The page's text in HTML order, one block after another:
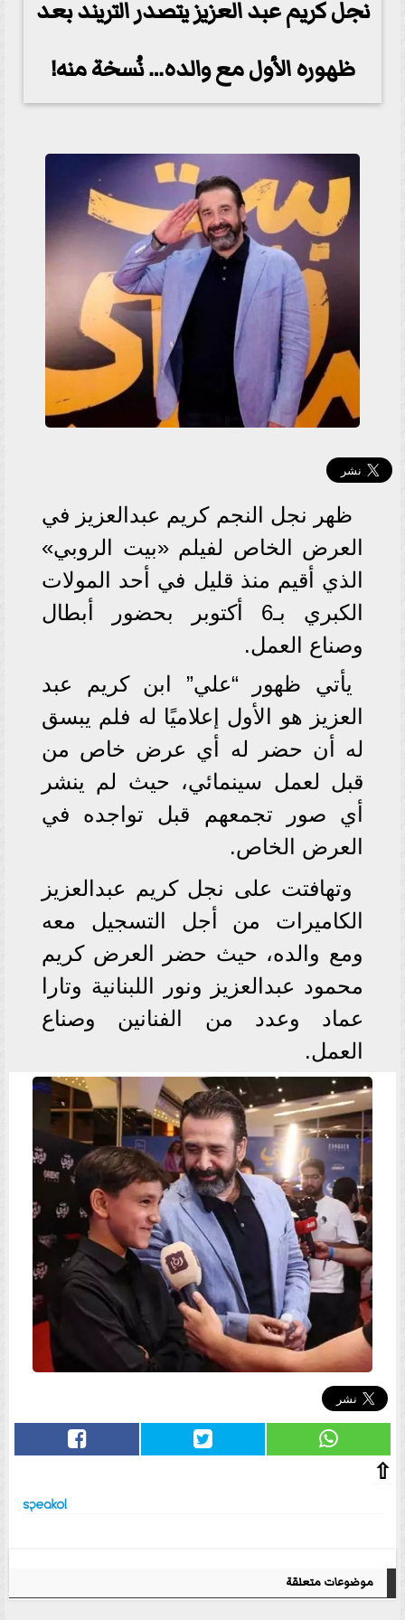
نجل كريم عبد العزيز يتصدر التريند بعد
ظهوره الأول مع والده… نُسخة منه!
ظهر نجل النجم كريم عبدالعزيز في
العرض الخاص لفيلم «بيت الروبي»
الذي أقيم منذ قليل في أحد المولات
الكبري بـ6 أكتوبر بحضور أبطال
وصناع العمل.
يأتي ظهور “علي” ابن كريم عبد
العزيز هو الأول إعلاميًا له فلم يبسق
له أن حضر له أي عرض خاص من
قبل لعمل سينمائي، حيث لم ينشر
أي صور تجمعهم قبل تواجده في
العرض الخاص.
وتهافتت على نجل كريم عبدالعزيز
الكاميرات من أجل التسجيل معه
ومع والده، حيث حضر العرض كريم
محمود عبدالعزيز ونور اللبنانية وتارا
عماد وعدد من الفنانين وصناع
العمل.
⇧
موضوعات متعلقة